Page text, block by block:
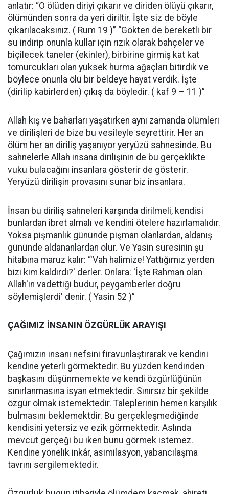
anlatır: “O ölüden diriyi çıkarır ve diriden ölüyü çıkarır,
ölümünden sonra da yeri diriltir. İşte siz de böyle
çıkarılacaksınız. ( Rum 19 )” “Gökten de bereketli bir
su indirip onunla kullar için rızık olarak bahçeler ve
biçilecek taneler (ekinler), birbirine girmiş kat kat
tomurcukları olan yüksek hurma ağaçları bitirdik ve
böylece onunla ölü bir beldeye hayat verdik. İşte
(dirilip kabirlerden) çıkış da böyledir. ( kaf 9 – 11 )”
Allah kış ve baharları yaşatırken aynı zamanda ölümleri
ve dirilişleri de bize bu vesileyle seyrettirir. Her an
ölüm her an diriliş yaşanıyor yeryüzü sahnesinde. Bu
sahnelerle Allah insana dirilişinin de bu gerçeklikte
vuku bulacağını insanlara gösterir de gösterir.
Yeryüzü dirilişin provasını sunar biz insanlara.
İnsan bu diriliş sahneleri karşında dirilmeli, kendisi
bunlardan ibret almalı ve kendini ötelere hazırlamalıdır.
Yoksa pişmanlık gününde pişman olanlardan, aldanış
gününde aldananlardan olur. Ve Yasin suresinin şu
hitabına maruz kalır: “'Vah halimize! Yattığımız yerden
bizi kim kaldırdı?' derler. Onlara: 'İşte Rahman olan
Allah'ın vadettiği budur, peygamberler doğru
söylemişlerdi' denir. ( Yasin 52 )”
ÇAĞIMIZ İNSANIN ÖZGÜRLÜK ARAYIŞI
Çağımızın insanı nefsini firavunlaştırarak ve kendini
kendine yeterli görmektedir. Bu yüzden kendinden
başkasını düşünmemekte ve kendi özgürlüğünün
sınırlanmasına isyan etmektedir. Sınırsız bir şekilde
özgür olmak istemektedir. Taleplerinin hemen karşılık
bulmasını beklemektdir. Bu gerçekleşmediğinde
kendisini yetersiz ve ezik görmektedir. Aslında
mevcut gerçeği bu iken bunu görmek istemez.
Kendine yönelik inkâr, asimilasyon, yabancılaşma
tavrını sergilemektedir.